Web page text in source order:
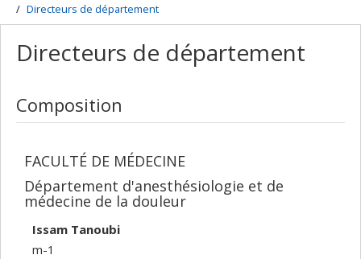
Directeurs de département
Directeurs de département
Composition
FACULTÉ DE MÉDECINE
Département d'anesthésiologie et de
médecine de la douleur
Issam Tanoubi
m-1